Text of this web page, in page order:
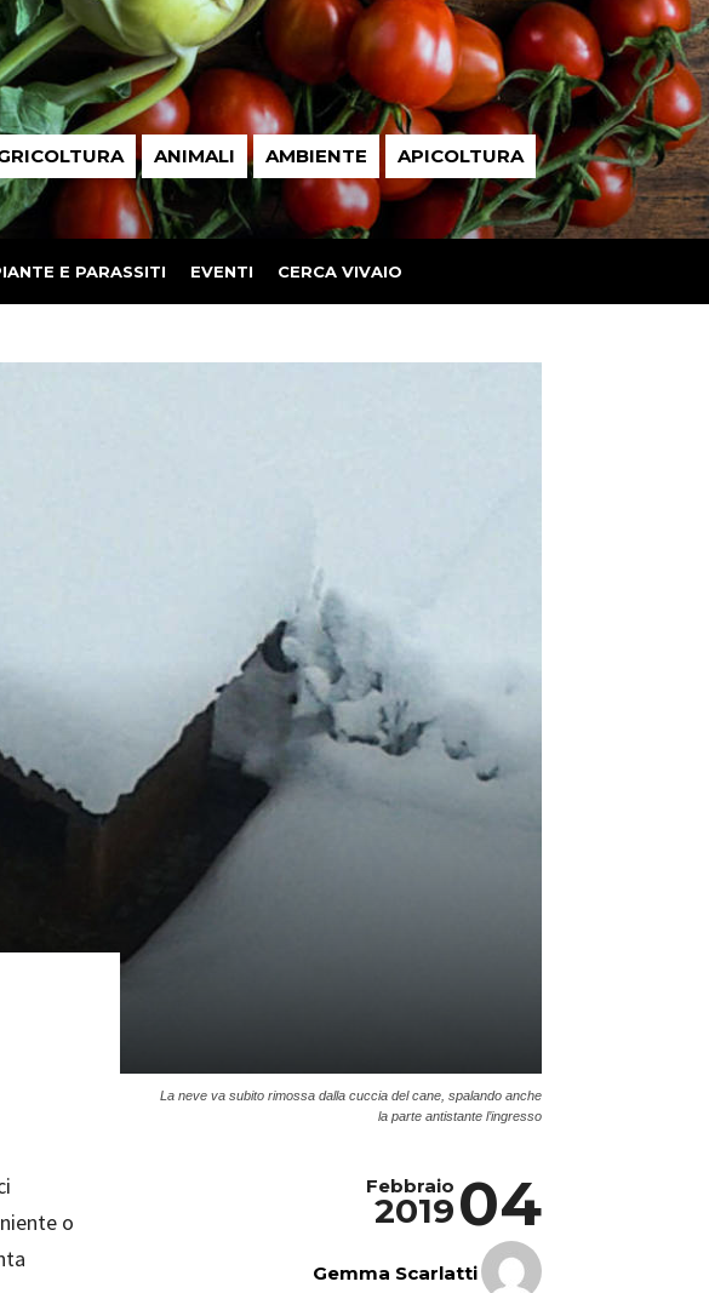
ANIMALI AMBIENTE APICOLTURA
E PARASSITI EVENTI CERCA VIVAIO
o
La neve va subito rimossa dalla cuccia del cane, spalando anche
la parte antistante l’ingresso
04
Febbraio
2019
Gemma Scarlatti